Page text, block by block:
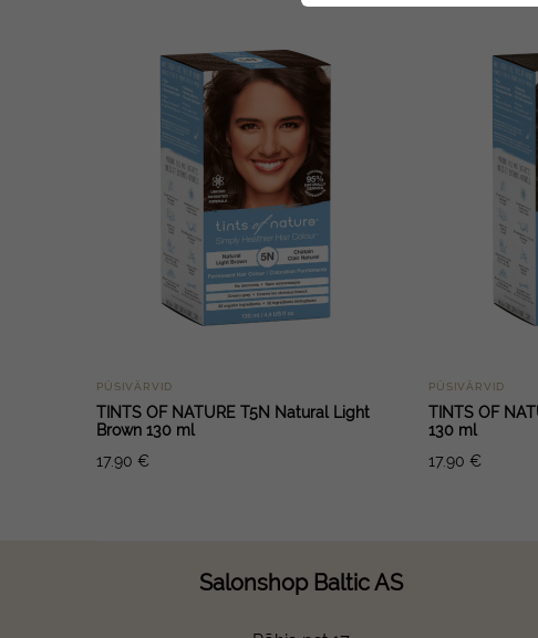
PÜSIVÄRVID
TINTS OF NATURE T5N Natural Light
Brown 130 ml
17.90 €
PÜSIVÄRVID
TINTS OF
130 ml
17.90 €
Salonshop Baltic AS